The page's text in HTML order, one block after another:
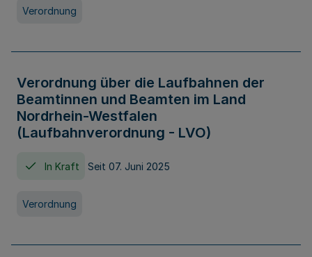
Verordnung
Verordnung über die Laufbahnen der
Beamtinnen und Beamten im Land
Nordrhein-Westfalen
(Laufbahnverordnung - LVO)
In Kraft Seit 07. Juni 2025
Verordnung